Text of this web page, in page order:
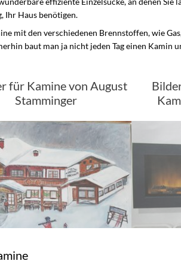
Ihr Haus benötigen.
mit den verschiedenen Brennstoffen, wie
baut man ja nicht jeden Tag einen
für Kamine von August
Stamminger